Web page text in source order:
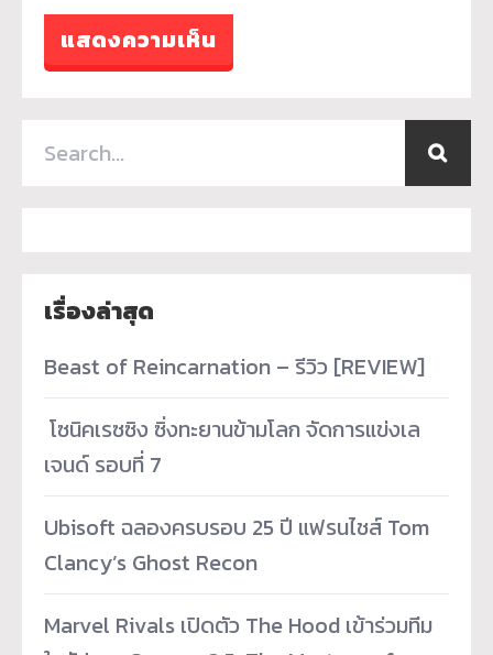
เรื่องล่าสุด
Beast of Reincarnation – รีวิว [REVIEW]
­ โซนิคเรซซิง ซิ่งทะยานข้ามโลก จัดการแข่งเล
เจนด์ รอบที่ 7
Ubisoft ฉลองครบรอบ 25 ปี แฟรนไชส์ Tom
Clancy’s Ghost Recon
Marvel Rivals เปิดตัว The Hood เข้าร่วมทีม